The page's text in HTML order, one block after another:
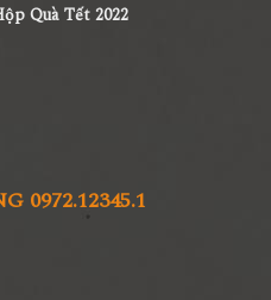
Quà Tết 2022
0972.12345.1